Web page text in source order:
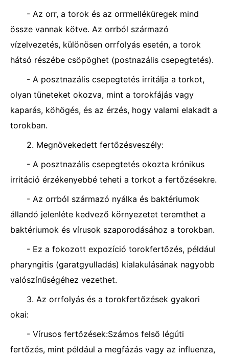
- Az orr, a torok és az orrmelléküregek mind
össze vannak kötve. Az orrból származó
vízelvezetés, különösen orrfolyás esetén, a torok
hátsó részébe csöpöghet (postnazális csepegtetés).
- A posztnazális csepegtetés irritálja a torkot,
olyan tüneteket okozva, mint a torokfájás vagy
kaparás, köhögés, és az érzés, hogy valami elakadt a
torokban.
2. Megnövekedett fertőzésveszély:
- A posztnazális csepegtetés okozta krónikus
irritáció érzékenyebbé teheti a torkot a fertőzésekre.
- Az orrból származó nyálka és baktériumok
állandó jelenléte kedvező környezetet teremthet a
baktériumok és vírusok szaporodásához a torokban.
- Ez a fokozott expozíció torokfertőzés, például
pharyngitis (garatgyulladás) kialakulásának nagyobb
valószínűségéhez vezethet.
3. Az orrfolyás és a torokfertőzések gyakori
okai:
- Vírusos fertőzések:Számos felső légúti
fertőzés, mint például a megfázás vagy az influenza,